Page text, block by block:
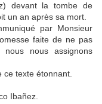
devant la tombe de
un an après sa mort.
par Monsieur
faite de ne pas
nous nous assignons
texte étonnant.
Ibañez.